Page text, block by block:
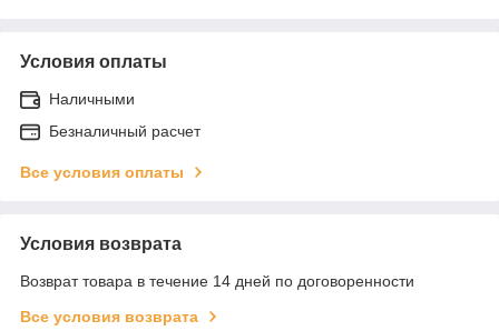
Условия оплаты
Наличными
Безналичный расчет
Все условия оплаты
Условия возврата
Возврат товара в течение 14 дней по договоренности
Все условия возврата